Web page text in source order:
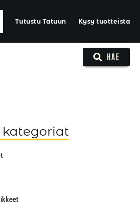
Tutustu Tatuun Kysy tuotteista
HAE
kategoriat